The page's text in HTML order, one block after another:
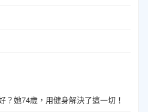
？她74歲，用健身解決了這一切！